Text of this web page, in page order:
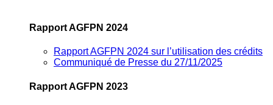
Rapport AGFPN 2024
Rapport AGFPN 2024 sur l’utilisation des crédits
Communiqué de Presse du 27/11/2025
Rapport AGFPN 2023